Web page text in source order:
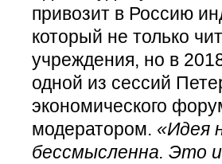
привозит в Россию
который не только
учреждения, но в
одной из сессий
экономического
модератором. «Идея
бессмысленна. Это